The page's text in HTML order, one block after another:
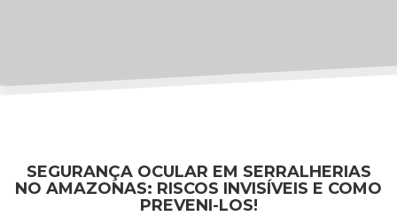
SEGURANÇA OCULAR EM SERRALHERIAS
NO AMAZONAS: RISCOS INVISÍVEIS E COMO
PREVENI-LOS!